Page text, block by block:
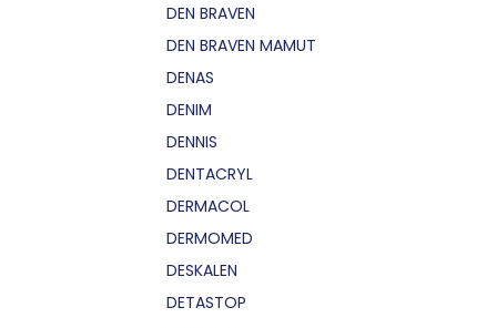
DEN BRAVEN
DEN BRAVEN MAMUT
DENAS
DENIM
DENNIS
DENTACRYL
DERMACOL
DERMOMED
DESKALEN
DETASTOP